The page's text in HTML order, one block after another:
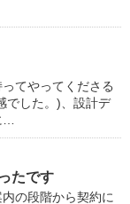
てやってくださる
でした。)、設計デ
たです
の段階から契約に